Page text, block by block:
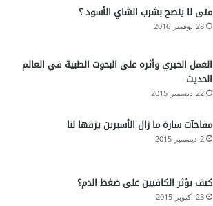
متى لا ينصح بشرب الشاي الأسود ؟
28 نوفمبر 2016
العمل الخيري وأثره على البحوث الطبية في العالم
الحديث
22 ديسمبر 2015
مفاجآت سارة ما زال الأسبرين يزفها لنا
2 ديسمبر 2015
كيف يؤثر الكافيين على ضغط الدم؟
23 أكتوبر 2015